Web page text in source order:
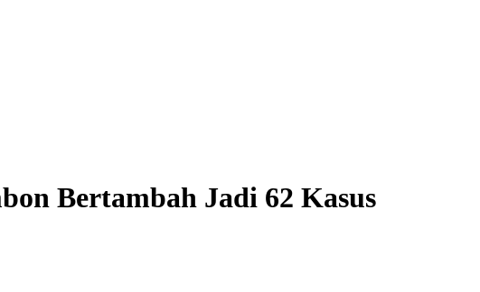
Bertambah Jadi 62 Kasus